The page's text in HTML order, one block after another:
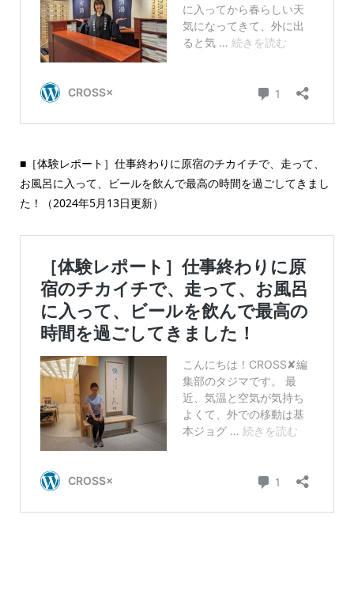
■［体験レポート］仕事終わりに原宿のチカイチで、走って、
お風呂に入って、ビールを飲んで最高の時間を過ごしてきまし
た！（2024年5月13日更新）